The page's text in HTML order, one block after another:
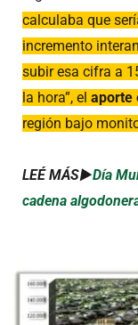
calculaba que
incremento
subir esa cifra a
la hora”, el aporte
región bajo
LEÉ MÁS►Día
cadena